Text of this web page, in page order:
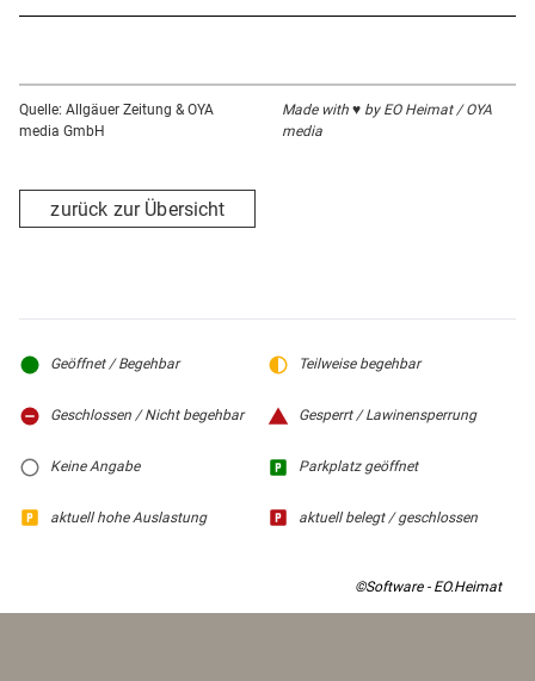
Quelle: Allgäuer Zeitung & OYA
media GmbH
Made with ♥ by EO Heimat / OYA
media
zurück zur Übersicht
Geöffnet / Begehbar Teilweise begehbar
Geschlossen / Nicht begehbar Gesperrt / Lawinensperrung
Keine Angabe Parkplatz geöffnet
aktuell hohe Auslastung aktuell belegt / geschlossen
©Software - EO.Heimat